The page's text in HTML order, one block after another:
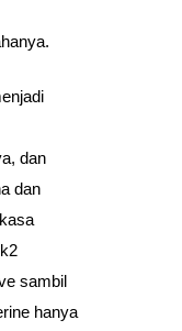
dan
dan
sambil
hanya